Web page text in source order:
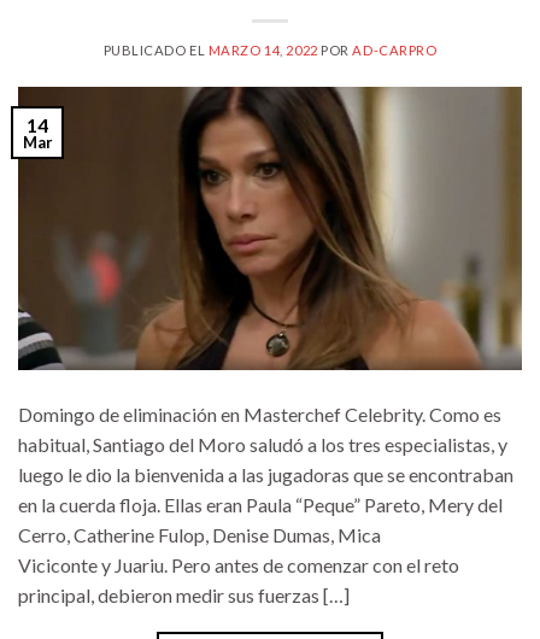
PUBLICADO EL MARZO 14, 2022 PORAD-CARPRO
14
Mar
Domingo de eliminación en Masterchef Celebrity. Como es
habitual, Santiago del Moro saludó a los tres especialistas, y
luego le dio la bienvenida a las jugadoras que se encontraban
en la cuerda floja. Ellas eran Paula “Peque” Pareto, Mery del
Cerro, Catherine Fulop, Denise Dumas, Mica
Viciconte y Juariu. Pero antes de comenzar con el reto
principal, debieron medir sus fuerzas […]